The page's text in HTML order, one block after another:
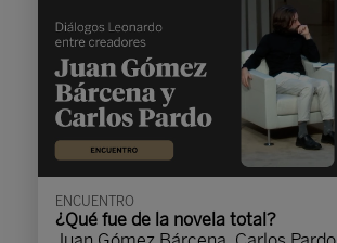
ENCUENTRO
¿Qué fue de la novela total?